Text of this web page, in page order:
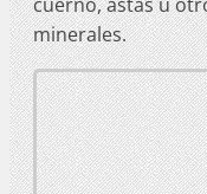
minerales.